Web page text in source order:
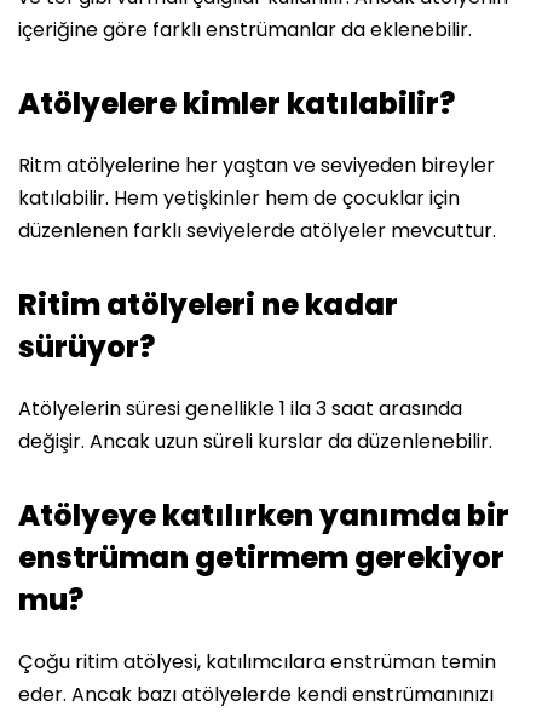
içeriğine göre farklı enstrümanlar da eklenebilir.
Atölyelere kimler katılabilir?
Ritm atölyelerine her yaştan ve seviyeden bireyler
katılabilir. Hem yetişkinler hem de çocuklar için
düzenlenen farklı seviyelerde atölyeler mevcuttur.
Ritim atölyeleri ne kadar
sürüyor?
Atölyelerin süresi genellikle 1 ila 3 saat arasında
değişir. Ancak uzun süreli kurslar da düzenlenebilir.
Atölyeye katılırken yanımda bir
enstrüman getirmem gerekiyor
mu?
Çoğu ritim atölyesi, katılımcılara enstrüman temin
eder. Ancak bazı atölyelerde kendi enstrümanınızı